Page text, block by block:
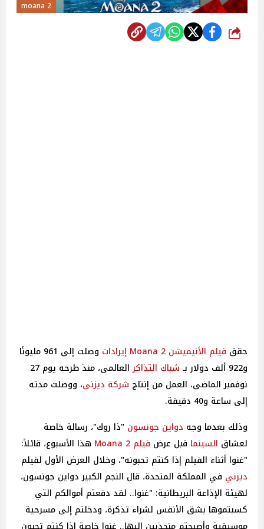
moana 2
شارك
حقق فيلم الأنيميشن Moana 2 إيرادات
وصلت إلى 961 مليونًا
و922 ألف دولار بـ
شباك التذاكر
العالمى، منذ طرحه يوم 27
نوفمبر الماضى، العمل من إنتاج شركة ديزنى، ووصلت مدته
إلى ساعة و40 دقيقة.
وذلك بعدما وجه دواين جونسون "ذا روك"، رسالة خاصة
لعشاق السينما قبل عرض فيلم Moana 2
هذا الأسبوع، قائلاً:
"غنوا أثناء الفيلم إذا كنتم تحبونه"، وخلال العرض الأول لفيلم
ديزني في المملكة المتحدة، قال النجم الكبير دواين جونسون،
لهيئة الإذاعة البريطانية: "غنوا.. لقد دفعتم أموالكم التي
كسبتموها بشق الأنفس لشراء تذكرة، ودخلتم إلى مسرحية